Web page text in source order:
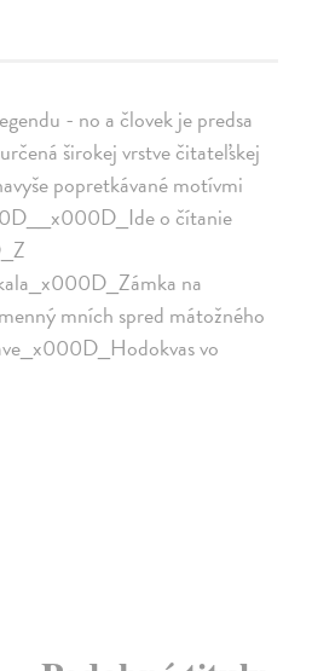
- no a človek je predsa
širokej vrstve čitateľskej
popretkávané motívmi
o čítanie
na
mních spred mátožného
vo